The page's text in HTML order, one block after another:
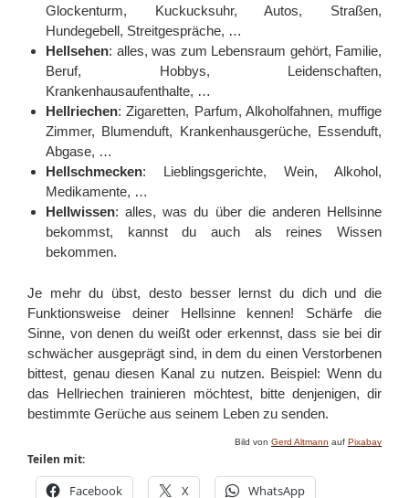
Glockenturm, Kuckucksuhr, Autos, Straßen,
Hundegebell, Streitgespräche, …
Hellsehen: alles, was zum Lebensraum gehört, Familie,
Beruf, Hobbys, Leidenschaften,
Krankenhausaufenthalte, …
Hellriechen: Zigaretten, Parfum, Alkoholfahnen, muffige
Zimmer, Blumenduft, Krankenhausgerüche, Essenduft,
Abgase, …
Hellschmecken: Lieblingsgerichte, Wein, Alkohol,
Medikamente, …
Hellwissen: alles, was du über die anderen Hellsinne
bekommst, kannst du auch als reines Wissen
bekommen.
Je mehr du übst, desto besser lernst du dich und die
Funktionsweise deiner Hellsinne kennen! Schärfe die
Sinne, von denen du weißt oder erkennst, dass sie bei dir
schwächer ausgeprägt sind, in dem du einen Verstorbenen
bittest, genau diesen Kanal zu nutzen. Beispiel: Wenn du
das Hellriechen trainieren möchtest, bitte denjenigen, dir
bestimmte Gerüche aus seinem Leben zu senden.
Bild von Gerd Altmann auf Pixabay
Teilen mit:
Facebook X WhatsApp